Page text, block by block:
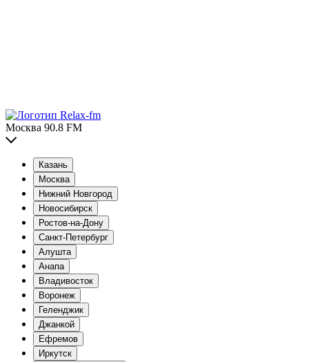
Москва 90.8 FM
Казань
Москва
Нижний Новгород
Новосибирск
Ростов-на-Дону
Санкт-Петербург
Алушта
Анапа
Владивосток
Воронеж
Геленджик
Джанкой
Ефремов
Иркутск